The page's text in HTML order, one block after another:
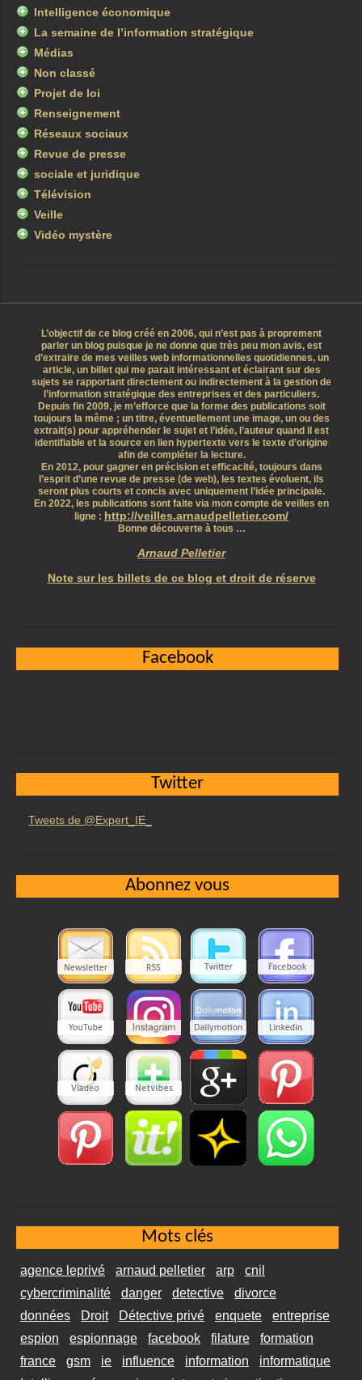
Intelligence économique
La semaine de l’information stratégique
Médias
Non classé
Projet de loi
Renseignement
Réseaux sociaux
Revue de presse
sociale et juridique
Télévision
Veille
Vidéo mystère
L’objectif de ce blog créé en 2006, qui n’est pas à proprement
parler un blog puisque je ne donne que très peu mon avis, est
d’extraire de mes veilles web informationnelles quotidiennes, un
article, un billet qui me parait intéressant et éclairant sur des
sujets se rapportant directement ou indirectement à la gestion de
l’information stratégique des entreprises et des particuliers.
Depuis fin 2009, je m’efforce que la forme des publications soit
toujours la même ; un titre, éventuellement une image, un ou des
extrait(s) pour appréhender le sujet et l’idée, l’auteur quand il est
identifiable et la source en lien hypertexte vers le texte d’origine
afin de compléter la lecture.
En 2012, pour gagner en précision et efficacité, toujours dans
l’esprit d’une revue de presse (de web), les textes évoluent, ils
seront plus courts et concis avec uniquement l’idée principale.
En 2022, les publications sont faite via mon compte de veilles en
ligne : http://veilles.arnaudpelletier.com/
Bonne découverte à tous …
Arnaud Pelletier
Note sur les billets de ce blog et droit de réserve
Facebook
Twitter
Tweets de @Expert_IE_
Abonnez vous
Mots clés
agence leprivé arnaud pelletier arp
cnil
cybercriminalité
danger detective
divorce
données
Droit Détective privé enquete
entreprise
espion
espionnage facebook filature
formation
france
gsm ie influence information
informatique